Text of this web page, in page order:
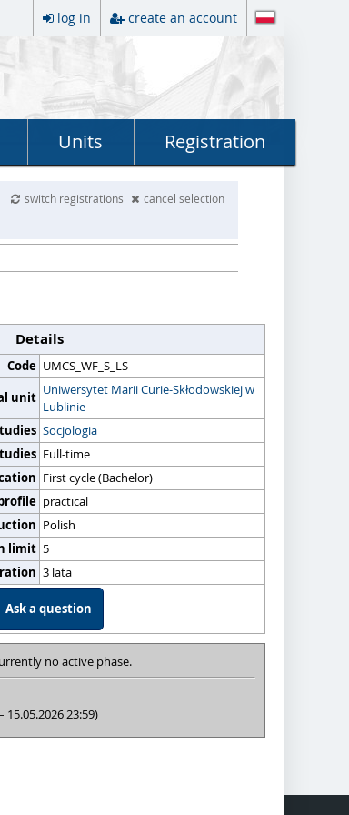
log in create an account
Units Registration
switch registrations
cancel selection
Details
Code UMCS_WF_S_LS
unit Uniwersytet Marii Curie-Skłodowskiej w
Lublinie
Socjologia
Full-time
First cycle (Bachelor)
practical
Polish
limit 5
3 lata
Ask a question
no active phase.
15.05.2026 23:59)